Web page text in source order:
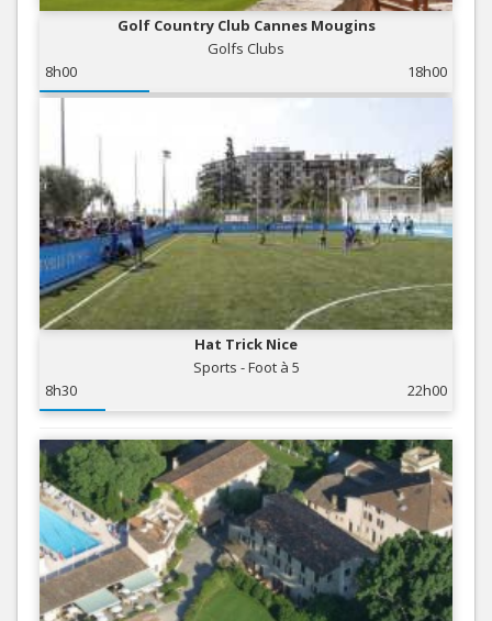
Golf Country Club Cannes Mougins
Golfs Clubs
8h00
18h00
Hat Trick Nice
Sports - Foot à 5
8h30
22h00